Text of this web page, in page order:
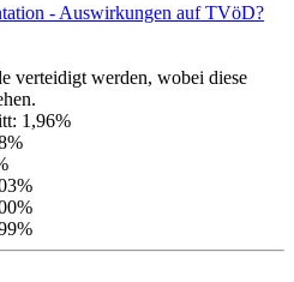
- Auswirkungen auf TVöD?
verteidigt werden, wobei diese
1,96%